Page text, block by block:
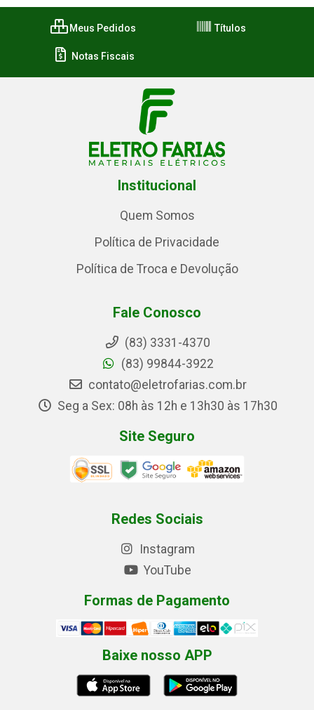
Meus Pedidos Títulos
Notas Fiscais
Institucional
Quem Somos
Política de Privacidade
Política de Troca e Devolução
Fale Conosco
(83) 3331-4370
(83) 99844-3922
contato@eletrofarias.com.br
Seg a Sex: 08h às 12h e 13h30 às 17h30
Site Seguro
Redes Sociais
Instagram
YouTube
Formas de Pagamento
Baixe nosso APP